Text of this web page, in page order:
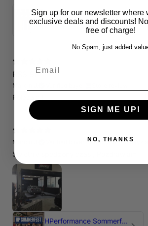
Servicepaket / Inspektionspaket 1 mit Motul 300V 5W40 - 5W50 für alle 2.5 TFSI Modelle
4.71★ · 7 reviews
RS3 8P
Marcin J.
Polecam !
Marcin J.
•Purchased 25 days
Świetnie spedzony czas , Pozdrawiam
HPerformance Sommerfest 2026
Sign up for our newsletter where
exclusive deals and discounts!
free of charge!
No Spam, just added
SIGN ME UP!
NO, THANKS